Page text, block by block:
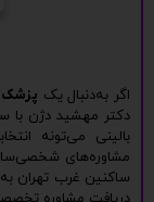
اگر به‌دنبال یک پزشک
دکتر مهشید دژن با
بالینی می‌تونه
مشاوره‌های
ساکنین غرب تهران